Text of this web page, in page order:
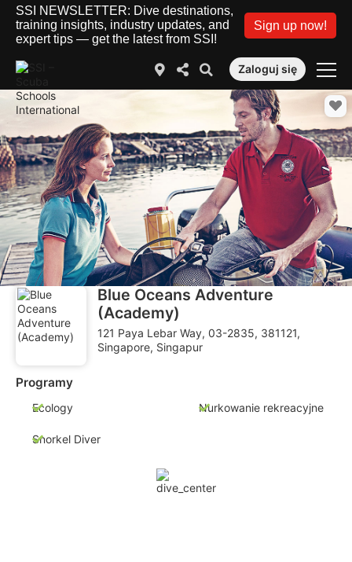
SSI NEWSLETTER: Dive destinations,
training insights, industry updates, and
expert tips — get the latest from SSI!
Sign up now!
Zaloguj się
Blue Oceans Adventure
(Academy)
121 Paya Lebar Way, 03-2835, 381121,
Singapore, Singapur
Programy
Ecology Nurkowanie rekreacyjne
Snorkel Diver